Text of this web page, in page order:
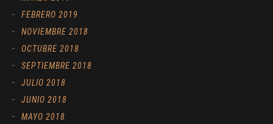
FEBRERO 2019
NOVIEMBRE 2018
OCTUBRE 2018
SEPTIEMBRE 2018
JULIO 2018
JUNIO 2018
MAYO 2018